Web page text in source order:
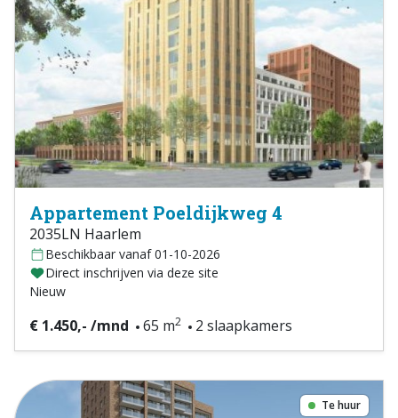
Appartement Poeldijkweg 4
2035LN Haarlem
Beschikbaar vanaf 01-10-2026
Direct inschrijven via deze site
Nieuw
€ 1.450,- /mnd 65 m2 2 slaapkamers
Te huur